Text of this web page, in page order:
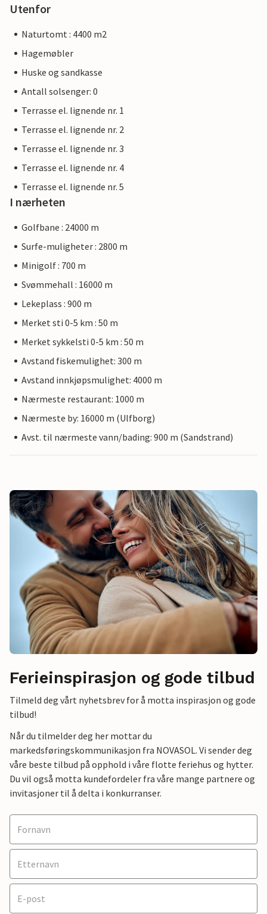
Utenfor
Naturtomt : 4400 m2
Hagemøbler
Huske og sandkasse
Antall solsenger: 0
Terrasse el. lignende nr. 1
Terrasse el. lignende nr. 2
Terrasse el. lignende nr. 3
Terrasse el. lignende nr. 4
Terrasse el. lignende nr. 5
I nærheten
Golfbane : 24000 m
Surfe-muligheter : 2800 m
Minigolf : 700 m
Svømmehall : 16000 m
Lekeplass : 900 m
Merket sti 0-5 km : 50 m
Merket sykkelsti 0-5 km : 50 m
Avstand fiskemulighet: 300 m
Avstand innkjøpsmulighet: 4000 m
Nærmeste restaurant: 1000 m
Nærmeste by: 16000 m (Ulfborg)
Avst. til nærmeste vann/bading: 900 m (Sandstrand)
Ferieinspirasjon og gode tilbud
Tilmeld deg vårt nyhetsbrev for å motta inspirasjon og gode
tilbud!
Når du tilmelder deg her mottar du
markedsføringskommunikasjon fra NOVASOL. Vi sender deg
våre beste tilbud på opphold i våre flotte feriehus og hytter.
Du vil også motta kundefordeler fra våre mange partnere og
invitasjoner til å delta i konkurranser.